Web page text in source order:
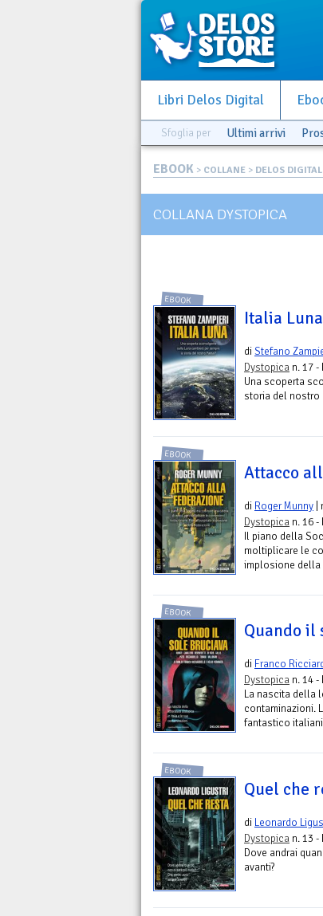
Libri Delos Digital
Sfoglia per Ultimi arrivi
EBOOK > COLLANE > DELOS DIGITAL
COLLANA DYSTOPICA
EBOOK
Italia Luna
diStefano
Dystopica n. 17
Una scoperta
storia del nostro
EBOOK
Attacco
di Roger Munny
Dystopica n. 16
Il piano della
moltiplicare le
implosione della
EBOOK
Quando il
di Franco
Dystopica n. 14
La nascita della
contaminazioni.
fantastico
EBOOK
Quel che
di Leonardo
Dystopica n. 13
Dove andrai
avanti?